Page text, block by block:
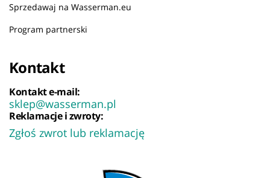
Sprzedawaj na Wasserman.eu
Program partnerski
Kontakt
Kontakt e-mail:
sklep@wasserman.pl
Reklamacje i zwroty:
Zgłoś zwrot lub reklamację